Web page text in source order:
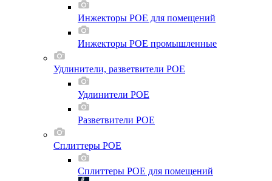
Инжекторы POE для помещений
Инжекторы POE промышленные
Удлинители, разветвители POE
Удлинители POE
Разветвители POE
Сплиттеры POE
Сплиттеры POE для помещений